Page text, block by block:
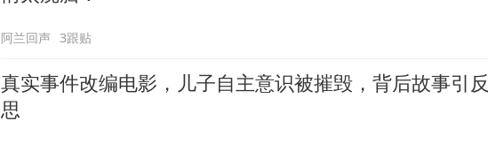
阿兰回声 3跟贴
真实事件改编电影，儿子自主意识被摧毁，背后故事引反
思